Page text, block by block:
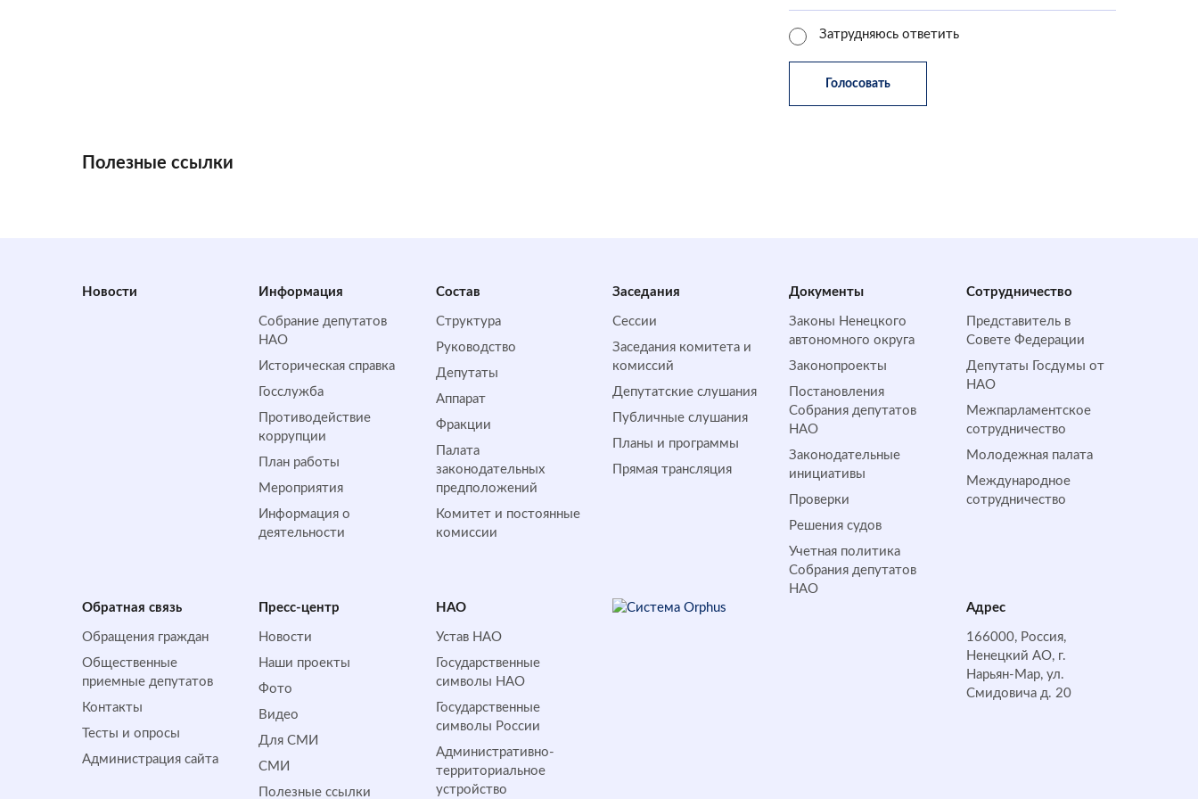
Затрудняюсь ответить
Полезные ссылки
Новости Информация
Собрание депутатов
НАО
Историческая справка
Госслужба
Противодействие
коррупции
План работы
Мероприятия
Информация о
деятельности
Состав
Структура
Руководство
Депутаты
Аппарат
Фракции
Палата
законодательных
предположений
Комитет и постоянные
комиссии
Заседания
Сессии
Заседания комитета и
комиссий
Депутатские слушания
Публичные слушания
Планы и программы
Прямая трансляция
Документы
Законы Ненецкого
автономного округа
Законопроекты
Постановления
Собрания депутатов
НАО
Законодательные
инициативы
Проверки
Решения судов
Учетная политика
Собрания депутатов
НАО
Сотрудничество
Представитель в
Совете Федерации
Депутаты Госдумы от
НАО
Межпарламентское
сотрудничество
Молодежная палата
Международное
сотрудничество
Обратная cвязь
Обращения граждан
Общественные
приемные депутатов
Контакты
Тесты и опросы
Администрация сайта
Пресс-центр
Новости
Наши проекты
Фото
Видео
Для СМИ
СМИ
Полезные ссылки
НАО
Устав НАО
Государственные
символы НАО
Государственные
символы России
Административно-
территориальное
устройство
Адрес
166000, Россия,
Ненецкий АО, г.
Нарьян-Мар, ул.
Смидовича д. 20